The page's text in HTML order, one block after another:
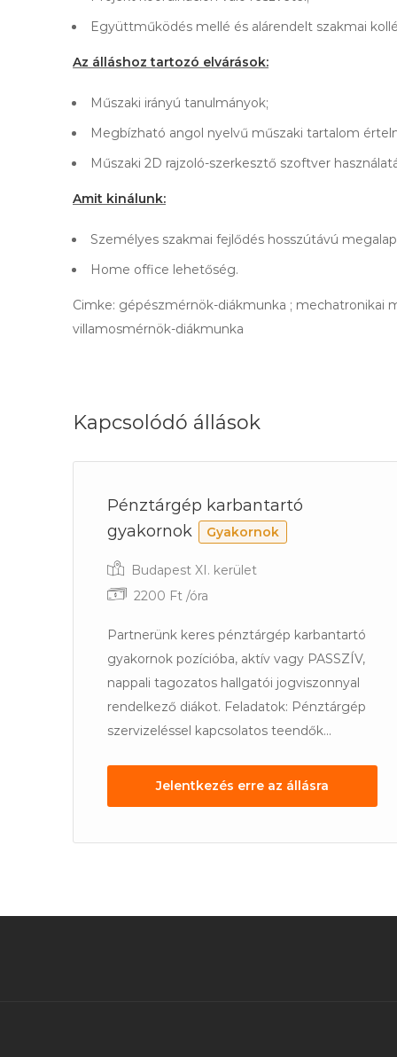
Együttműködés mellé és alárendelt szakmai
Az álláshoz tartozó elvárások:
Műszaki irányú tanulmányok;
Megbízható angol nyelvű műszaki tartalom
Műszaki 2D rajzoló-szerkesztő szoftver
Amit kinálunk:
Személyes szakmai fejlődés hosszútávú
Home office lehetőség.
Cimke: gépészmérnök-diákmunka ; mechatronikai
villamosmérnök-diákmunka
Kapcsolódó állások
Pénztárgép karbantartó
gyakornok
Gyakornok
Budapest XI. kerület
2200 Ft /óra
Partnerünk keres pénztárgép karbantartó
gyakornok pozícióba, aktív vagy PASSZÍV,
nappali tagozatos hallgatói jogviszonnyal
rendelkező diákot. Feladatok: Pénztárgép
szervizeléssel kapcsolatos teendők...
Jelentkezés erre az állásra